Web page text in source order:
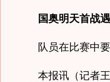
国奥明天首战
队员在比赛中要
本报讯（记者王